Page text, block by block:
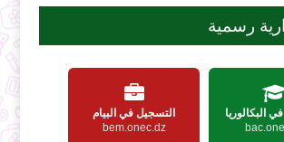
رسمية
البكالوريا
التسجيل في البيام
bem.onec.dz